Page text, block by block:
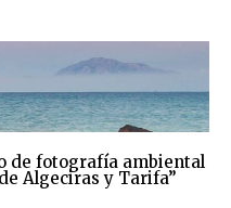
de fotografía ambiental
Algeciras y Tarifa”